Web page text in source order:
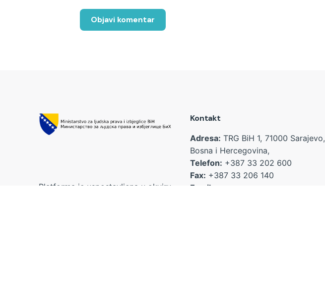
Platforma je uspostavljena u okviru
Kontakt
Adresa: TRG BiH 1, 71000 Sarajevo,
Bosna i Hercegovina,
Telefon: +387 33 202 600
Fax: +387 33 206 140
Email: